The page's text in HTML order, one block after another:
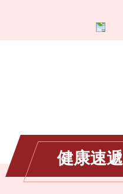
健康速遞